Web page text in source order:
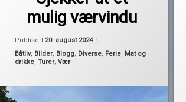
mulig værvindu
Publisert 20. august 2024
Kategorier:
Båtliv, Bilder, Blogg, Diverse, Ferie, Mat og
drikke, Turer, Vær